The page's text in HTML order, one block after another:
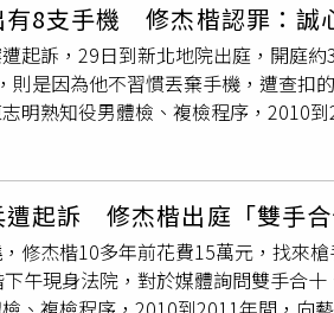
伊士運河，但這個全球重要航運通道
研究主管卡沃尼克（Saul Kavonic
而威脅目前每天多達500萬桶，可藉
Global」執行長蘭斯倫（Corey
險費率，同時也會徹底改變外界對
Wright）亦警告：「一旦蘇伊
的通膨壓力，將幾乎立刻轉嫁到終端
然氣主管布雷克威（Aly Blakeway
場尚未將蘇伊士運河可能中斷營運
姆茲海峽。過去全球約20％的石油及
有8支手機 修杰楷認罪：誠
起訴，29日到新北地院出庭，開庭
則是因為他不習慣丟棄手機，遭查扣
志明熟知役男體檢、複檢程序，2010
杰（本名廖允杰）等5藝人，收取
遭拘提到案檢方調查，修杰楷涉嫌在
喚修杰楷出庭說明，修杰楷在庭上
修杰楷僅從常備役體位變更為替代
完替代役並取得退伍證明，自認未
遭起訴 修杰楷出庭「雙手
修杰楷10多年前花費15萬元，找來
午現身法院，對於媒體詢問雙手合